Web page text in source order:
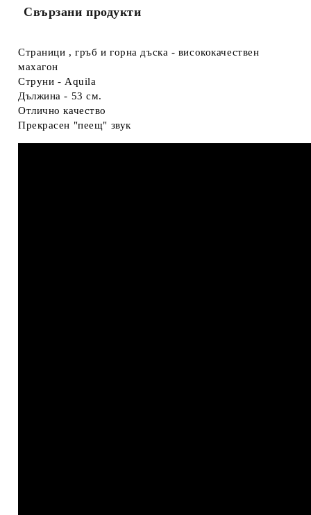
Свързани продукти
Страници , гръб и горна дъска - висококачествен
махагон
Струни - Aquila
Дължина - 53 см.
Отлично качество
Прекрасен "пеещ" звук